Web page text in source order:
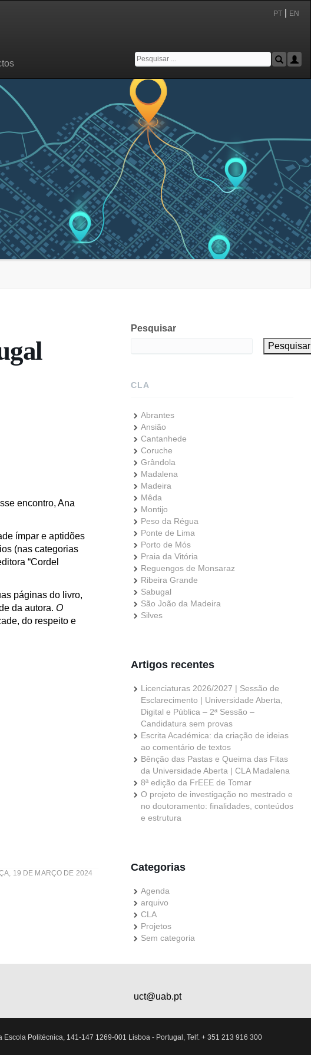
PT| EN
encontro, Ana
ímpar e aptidões
(nas categorias
“Cordel
páginas do livro,
da autora. O
do respeito e
19 DE MARÇO DE 2024
Pesquisar
Pesquisar
CLA
Abrantes
Ansião
Cantanhede
Coruche
Grândola
Madalena
Madeira
Mêda
Montijo
Peso da Régua
Ponte de Lima
Porto de Mós
Praia da Vitória
Reguengos de Monsaraz
Ribeira Grande
Sabugal
São João da Madeira
Silves
Artigos recentes
Licenciaturas 2026/2027 | Sessão de
Esclarecimento | Universidade Aberta,
Digital e Pública – 2ª Sessão –
Candidatura sem provas
Escrita Académica: da criação de ideias
ao comentário de textos
Bênção das Pastas e Queima das Fitas
da Universidade Aberta | CLA Madalena
8ª edição da FrEEE de Tomar
O projeto de investigação no mestrado e
no doutoramento: finalidades, conteúdos
e estrutura
Categorias
Agenda
arquivo
CLA
Projetos
Sem categoria
uct@uab.pt
Escola Politécnica, 141-147 1269-001 Lisboa - Portugal, Telf. + 351 213 916 300